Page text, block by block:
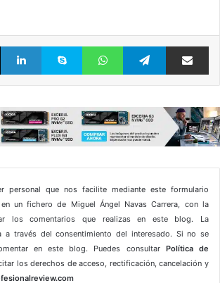
X LinkedIn Skype WhatsAppTelegram
personal que nos facilite mediante este formulario
un fichero de Miguel Ángel Navas Carrera, con la
los comentarios que realizas en este blog. La
a través del consentimiento del interesado. Si no se
en este blog. Puedes consultar Política de
los derechos de acceso, rectificación, cancelación y